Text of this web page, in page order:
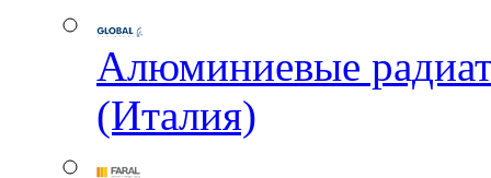
Алюминиевые
(Италия)